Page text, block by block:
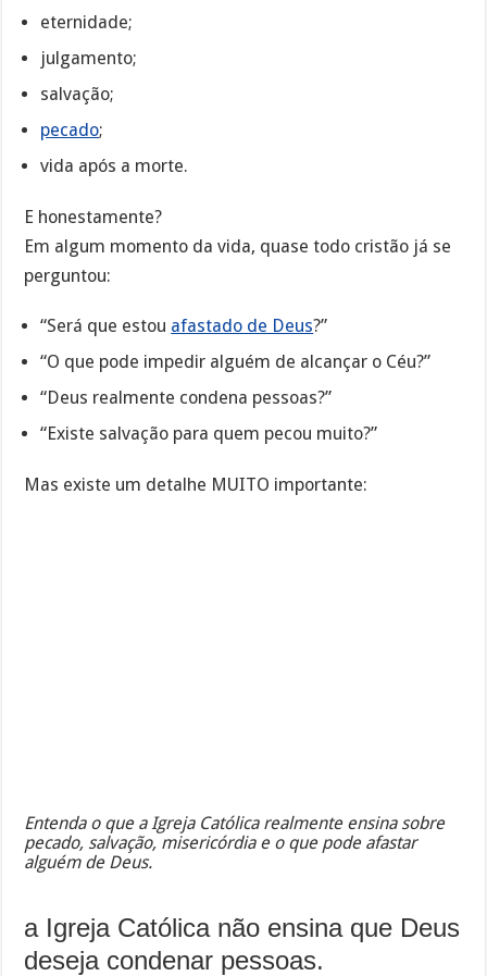
eternidade;
julgamento;
salvação;
pecado;
vida após a morte.
E honestamente?
Em algum momento da vida, quase todo cristão já se
perguntou:
“Será que estou afastado de Deus?”
“O que pode impedir alguém de alcançar o Céu?”
“Deus realmente condena pessoas?”
“Existe salvação para quem pecou muito?”
Mas existe um detalhe MUITO importante:
Entenda o que a Igreja Católica realmente ensina sobre
pecado, salvação, misericórdia e o que pode afastar
alguém de Deus.
a Igreja Católica não ensina que Deus
deseja condenar pessoas.